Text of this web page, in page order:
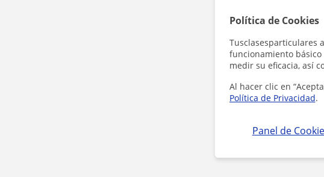
Política de Cookies
Tusclasesparticulares
funcionamiento
medir su eficacia, así
Al hacer clic en
Política de Privacidad.
Panel de